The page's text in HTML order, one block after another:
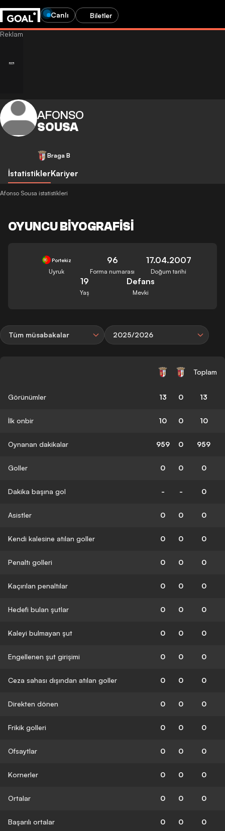
Canlı Biletler
AFONSO
SOUSA
Braga B
İstatistiklerKariyer
Afonso Sousa istatistikleri
OYUNCU BIYOGRAFISI
Portekiz
Uyruk
96
Forma numarası
17.04.2007
Doğum tarihi
19
Yaş
Defans
Mevki
Tüm müsabakalar 2025/2026
Toplam
Görünümler 13 0 13
İlk onbir 10 0 10
Oynanan dakikalar 959 0 959
Goller 0 0 0
Dakika başına gol - - 0
Asistler 0 0 0
Kendi kalesine atılan goller 0 0 0
Penaltı golleri 0 0 0
Kaçırılan penaltılar 0 0 0
Hedefi bulan şutlar 0 0 0
Kaleyi bulmayan şut 0 0 0
Engellenen şut girişimi 0 0 0
Ceza sahası dışından atılan goller 0 0 0
Direkten dönen 0 0 0
Frikik golleri 0 0 0
Ofsaytlar 0 0 0
Kornerler 0 0 0
Ortalar 0 0 0
Başarılı ortalar 0 0 0